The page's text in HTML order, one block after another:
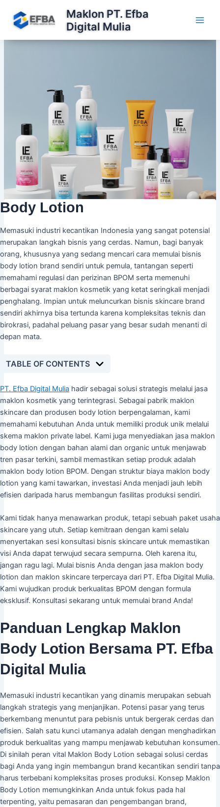
konten
Maklon PT. Efba
Digital Mulia
Body Lotion
Memasuki industri kecantikan Indonesia yang sangat potensial
merupakan langkah bisnis yang cerdas. Namun, bagi banyak
orang, khususnya yang sedang mencari cara memulai bisnis
body lotion brand sendiri untuk pemula, tantangan seperti
memahami regulasi dan perizinan BPOM serta memenuhi
berbagai syarat maklon kosmetik yang ketat seringkali menjadi
penghalang. Impian untuk meluncurkan bisnis skincare brand
sendiri akhirnya bisa tertunda karena kompleksitas teknis dan
birokrasi, padahal peluang pasar yang besar sudah menanti di
depan mata.
TABLE OF CONTENTS
PT. Efba Digital Mulia hadir sebagai solusi strategis melalui jasa
maklon kosmetik yang terintegrasi. Sebagai pabrik maklon
skincare dan produsen body lotion berpengalaman, kami
memahami kebutuhan Anda untuk memiliki produk unik melalui
skema maklon private label. Kami juga menyediakan jasa maklon
body lotion dengan bahan alami dan organic untuk menjawab
tren pasar terkini, sambil memastikan setiap produk adalah
maklon body lotion BPOM. Dengan struktur biaya maklon body
lotion yang kami tawarkan, investasi Anda menjadi jauh lebih
efisien daripada harus membangun fasilitas produksi sendiri.
Kami tidak hanya menawarkan produk, tetapi sebuah paket usaha
skincare yang utuh. Setiap kemitraan dengan kami selalu
menyertakan sesi konsultasi bisnis skincare untuk memastikan
visi Anda dapat terwujud secara sempurna. Oleh karena itu,
jangan ragu lagi. Mulai bisnis Anda dengan jasa maklon body
lotion dan maklon skincare terpercaya dari PT. Efba Digital Mulia.
Kami wujudkan produk berkualitas BPOM dengan formula
eksklusif. Konsultasi sekarang untuk memulai brand Anda!
Panduan Lengkap Maklon
Body Lotion Bersama PT. Efba
Digital Mulia
Memasuki industri kecantikan yang dinamis merupakan sebuah
langkah strategis yang menjanjikan. Potensi pasar yang terus
berkembang menuntut para pebisnis untuk bergerak cerdas dan
efisien. Salah satu kunci utamanya adalah dengan menghadirkan
produk berkualitas yang mampu menjawab kebutuhan konsumen.
Di sinilah peran vital Maklon Body Lotion sebagai solusi cerdas
bagi Anda yang ingin membangun brand kecantikan sendiri tanpa
harus terbebani kompleksitas proses produksi. Konsep Maklon
Body Lotion memungkinkan Anda untuk fokus pada hal
terpenting, yaitu pemasaran dan pengembangan brand,